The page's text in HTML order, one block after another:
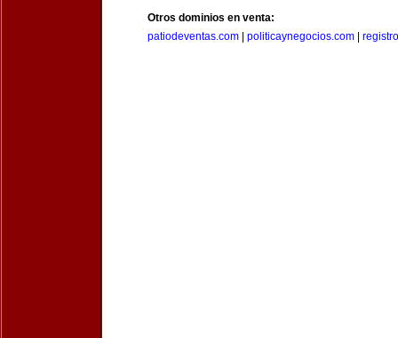
Otros dominios en venta:
patiodeventas.com
politicaynegocios.com